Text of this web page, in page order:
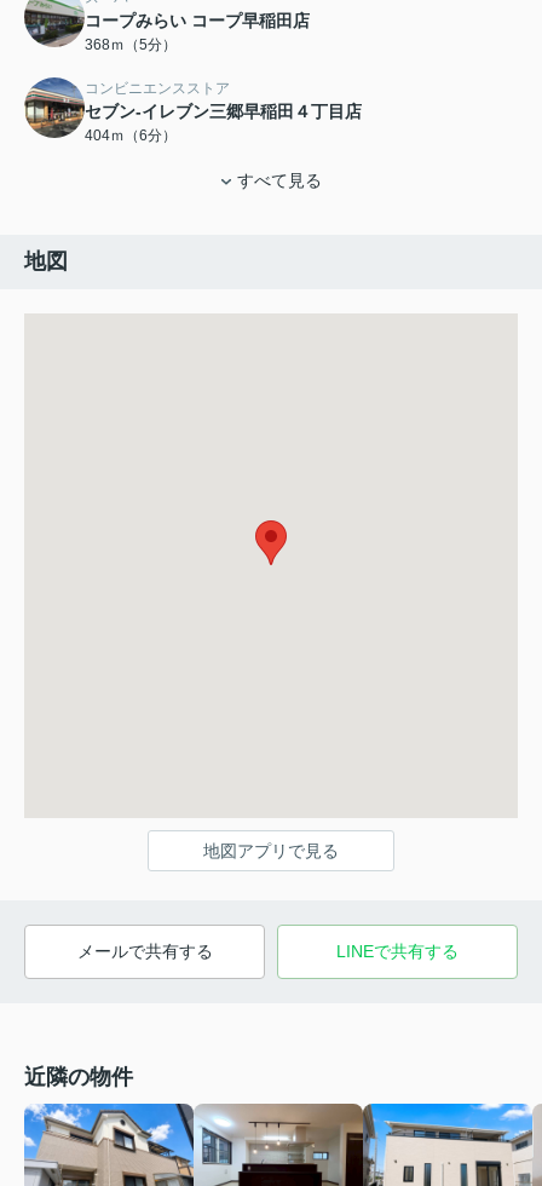
コープみらい コープ早稲田店
368ｍ（5分）
コンビニエンスストア
セブン-イレブン三郷早稲田４丁目店
404ｍ（6分）
すべて見る
地図
地図アプリで見る
メールで共有する LINEで共有する
近隣の物件